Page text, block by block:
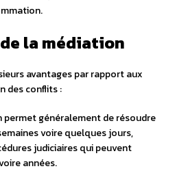
la médiation
avantages par rapport aux
des conflits :
permet généralement de résoudre
voire quelques jours,
judiciaires qui peuvent
années.